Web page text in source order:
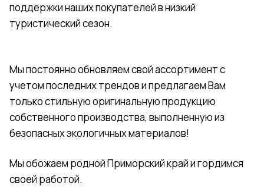
поддержки наших покупателей в низкий
туристический сезон.
Мы постоянно обновляем свой ассортимент с
учетом последних трендов и предлагаем Вам
только стильную оригинальную продукцию
собственного производства, выполненную из
безопасных экологичных материалов!
Мы обожаем родной Приморский край и гордимся
своей работой.